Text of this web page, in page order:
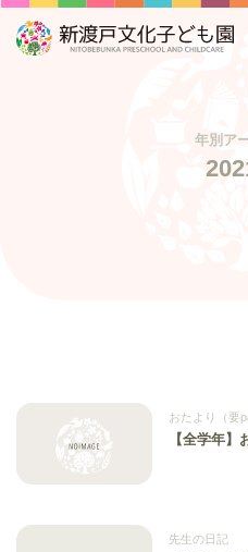
年別ア
おたより（要
【全学年
先生の日記